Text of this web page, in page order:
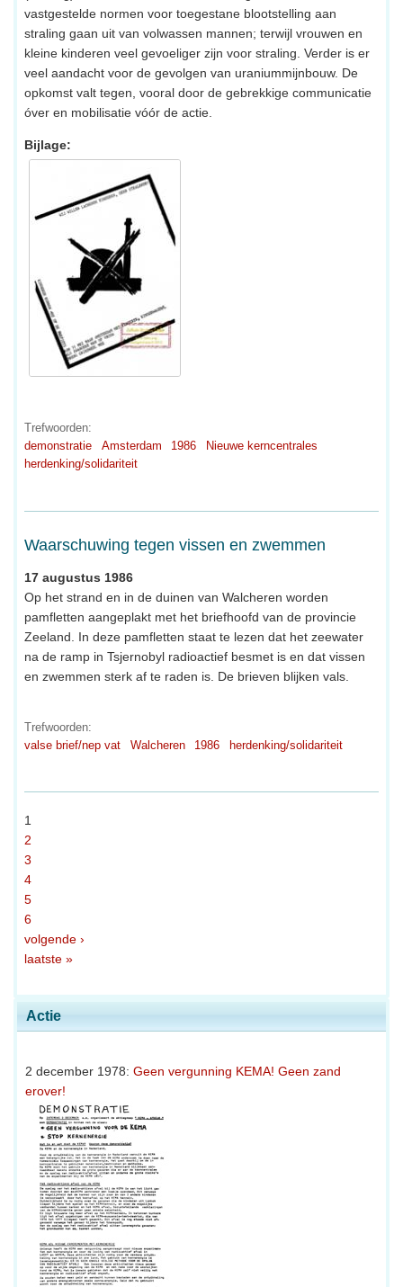
Actie
2 december 1978: Geen vergunning KEMA! Geen zand
erover!
vastgestelde normen voor toegestane blootstelling aan
straling gaan uit van volwassen mannen; terwijl vrouwen en
kleine kinderen veel gevoeliger zijn voor straling. Verder is er
veel aandacht voor de gevolgen van uraniummijnbouw. De
opkomst valt tegen, vooral door de gebrekkige communicatie
óver en mobilisatie vóór de actie.
Bijlage:
Trefwoorden:
demonstratie
Amsterdam 1986
Nieuwe kerncentrales
herdenking/solidariteit
Waarschuwing tegen vissen en zwemmen
17 augustus 1986
Op het strand en in de duinen van Walcheren worden
pamfletten aangeplakt met het briefhoofd van de provincie
Zeeland. In deze pamfletten staat te lezen dat het zeewater
na de ramp in Tsjernobyl radioactief besmet is en dat vissen
en zwemmen sterk af te raden is. De brieven blijken vals.
Trefwoorden:
valse brief/nep vat
Walcheren 1986 herdenking/solidariteit
1
2
3
4
5
6
volgende ›
laatste »